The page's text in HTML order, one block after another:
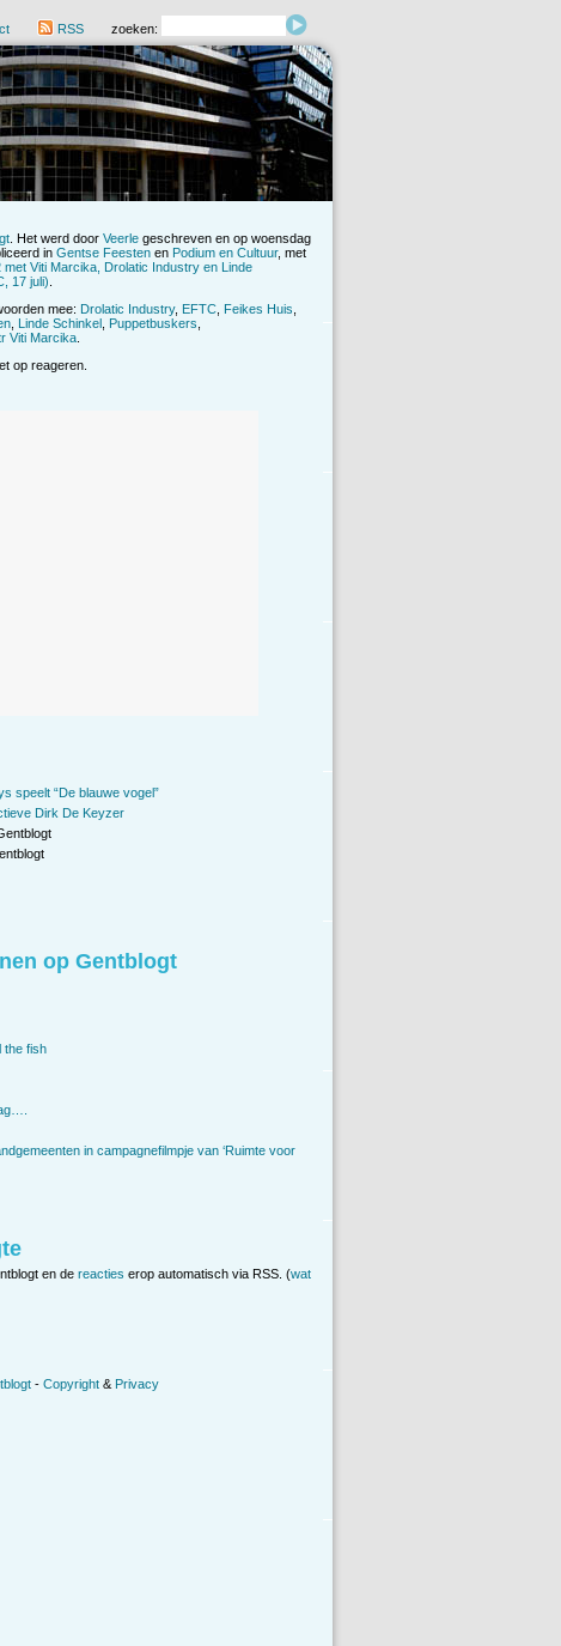
RSS zoeken:
. Het werd door Veerle geschreven en op woensdag
in Gentse Feesten en Podium en Cultuur, met
met Viti Marcika, Drolatic Industry en Linde
17 juli)
mee: Drolatic Industry, EFTC Feikes Huis
Linde Schinkel Puppetbuskers
Viti Marcika
op reageren.
speelt “De blauwe vogel”
Dirk De Keyzer
op Gentblogt
the fish
in campagnefilmpje van ‘Ruimte voor
en de reacties erop automatisch via RSS. (wat
- Copyright & Privacy